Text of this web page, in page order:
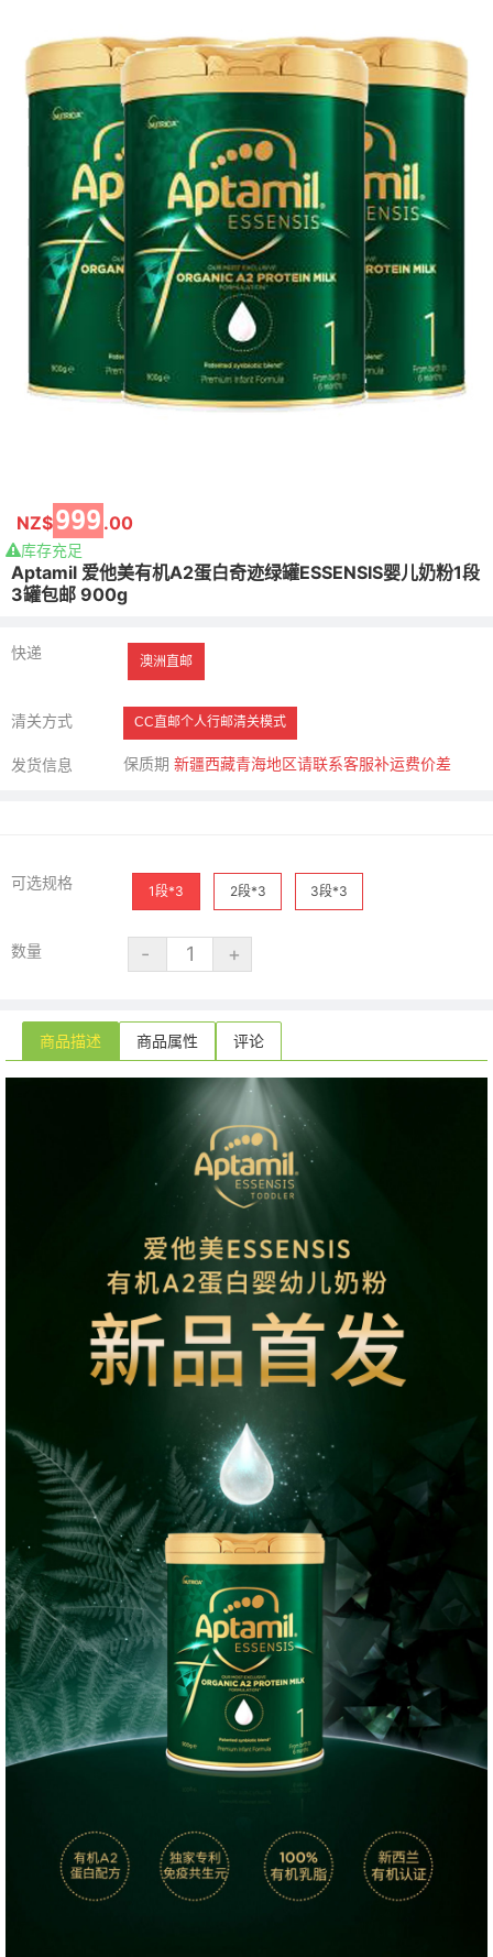
NZ$999 .00
库存充足
Aptamil 爱他美有机A2蛋白奇迹绿罐ESSENSIS婴儿奶粉1段
3罐包邮 900g
快递 澳洲直邮
清关方式 CC直邮个人行邮清关模式
发货信息 保质期 新疆西藏青海地区请联系客服补运费价差
可选规格 1段*3 2段*3 3段*3
数量
商品描述 商品属性 评论